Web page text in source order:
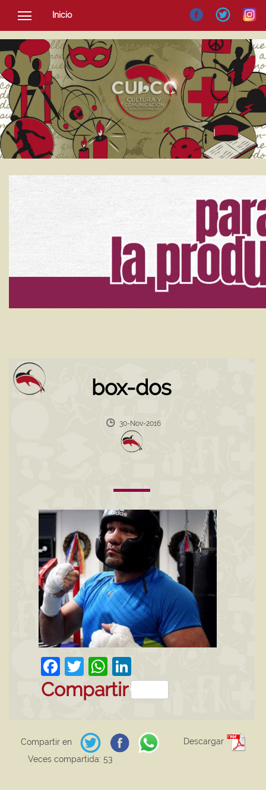
Inicio
SOCIEDAD
CULTURA
NOTICIAS
box-dos
30-Nov-2016
Facebook
TwitterWhatsApp
Compartir
Compartir en
Descargar
Veces compartida: 53